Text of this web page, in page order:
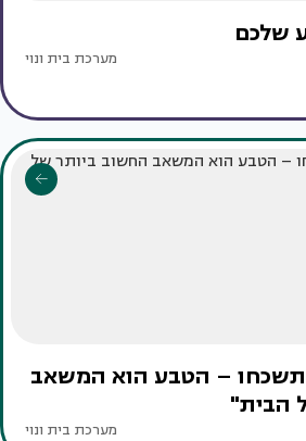
שלכם
מערכת בית ונוי
תשכחו – הטבע הוא המשאב
הבית"
מערכת בית ונוי